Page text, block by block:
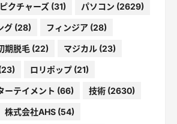
クチャーズ(31) パソコン (2629)
グ(28) フィンジア(28)
期脱毛(22) マジカル(23)
ロリポップ(21)
ーテイメント (66) 技術(2630)
株式会社AHS(54)